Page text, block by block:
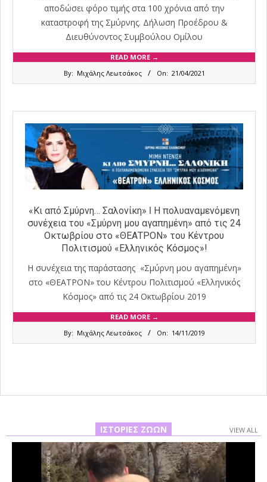
αποδώσει φόρο τιμής στα 100 χρόνια από την
καταστροφή της Σμύρνης. Δήλωση Προέδρου &
Διευθύνοντος Συμβούλου Ομίλου
READ MORE →
By: Μιχάλης Λεωτσάκος On: 21/04/2021
«Κι από Σμύρνη… Σαλονίκη» ǀ Η πολυαναμενόμενη
συνέχεια του «Σμύρνη μου αγαπημένη» από τις 24
Οκτωβρίου στο «ΘΕΑΤΡΟΝ» του Κέντρου
Πολιτισμού «Ελληνικός Κόσμος»!
Η συνέχεια της παράστασης «Σμύρνη μου αγαπημένη»
στο «ΘΕΑΤΡΟΝ» του Κέντρου Πολιτισμού «Ελληνικός
Κόσμος» από τις 24 Οκτωβρίου 2019
READ MORE →
By: Μιχάλης Λεωτσάκος On: 14/11/2019
ΙΣΤΟΡΊΕΣ ΖΏΩΝ VIEW ALL